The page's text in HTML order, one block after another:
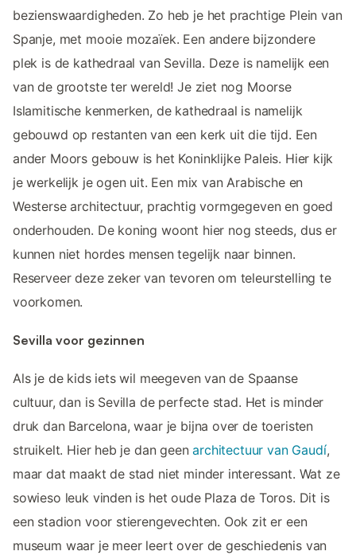
bezienswaardigheden. Zo heb je het prachtige Plein van
Spanje, met mooie mozaïek. Een andere bijzondere
plek is de kathedraal van Sevilla. Deze is namelijk een
van de grootste ter wereld! Je ziet nog Moorse
Islamitische kenmerken, de kathedraal is namelijk
gebouwd op restanten van een kerk uit die tijd. Een
ander Moors gebouw is het Koninklijke Paleis. Hier kijk
je werkelijk je ogen uit. Een mix van Arabische en
Westerse architectuur, prachtig vormgegeven en goed
onderhouden. De koning woont hier nog steeds, dus er
kunnen niet hordes mensen tegelijk naar binnen.
Reserveer deze zeker van tevoren om teleurstelling te
voorkomen.
Sevilla voor gezinnen
Als je de kids iets wil meegeven van de Spaanse
cultuur, dan is Sevilla de perfecte stad. Het is minder
druk dan Barcelona, waar je bijna over de toeristen
struikelt. Hier heb je dan geenarchitectuur van Gaudí,
maar dat maakt de stad niet minder interessant. Wat ze
sowieso leuk vinden is het oude Plaza de Toros. Dit is
een stadion voor stierengevechten. Ook zit er een
museum waar je meer leert over de geschiedenis van